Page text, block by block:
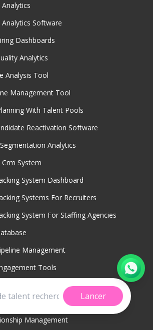
Lancer
Software
Dashboards
Analytics
Analysis Tool
Management Tool
With Talent Pools
Reactivation Software
Analytics
System
System Dashboard
Systems For Recruiters
System For Staffing Agencies
Management
Tools
Software
Management